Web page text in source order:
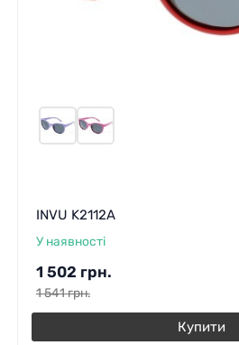
INVU K2112A
У наявності
1 502 грн.
1 541грн.
Купити